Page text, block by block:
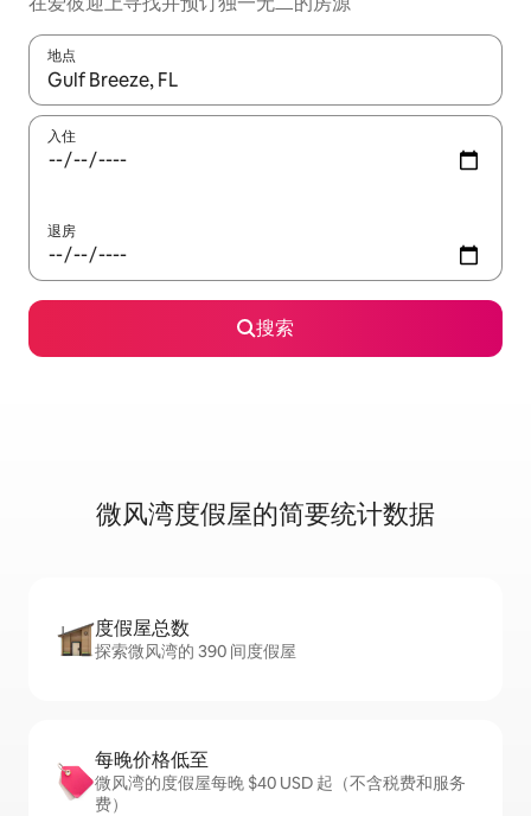
地点
如有搜索结果，请使用上下方向键查看，或通过点击或滑动手势
入住
退房
搜索
微风湾度假屋的简要统计数据
度假屋总数
探索微风湾的 390 间度假屋
每晚价格低至
微风湾的度假屋每晚 $40 USD 起（不含税费和服务
费）